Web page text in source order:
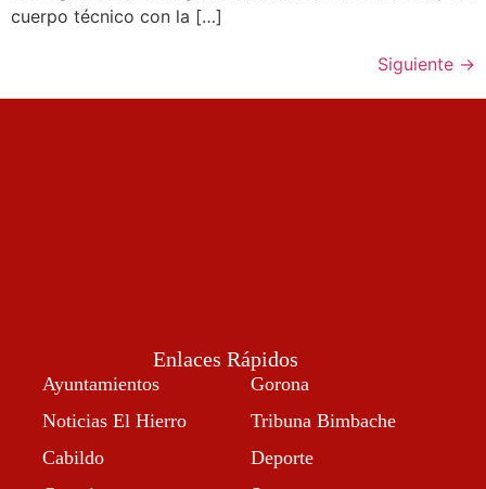
cuerpo técnico con la […]
Siguiente →
Enlaces Rápidos
Ayuntamientos
Noticias El Hierro
Cabildo
Gorona
Tribuna Bimbache
Deporte